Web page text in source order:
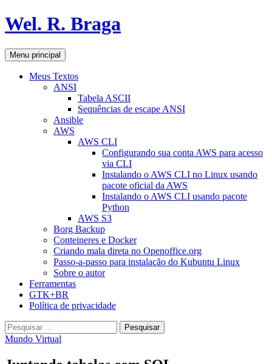
Pular
para
conteúdo
Wel. R. Braga
Pesquisar
Menu principal
Meus Textos
ANSI
Tabela ASCII
Sequências de escape ANSI
Ansible
AWS
AWS CLI
Configurando sua conta AWS para acesso
via CLI
Instalando o AWS CLI no Linux usando
pacote oficial da AWS
Instalando o AWS CLI usando pacote
Python
AWS S3
Borg Backup
Conteineres e Docker
Criando mala direta no Openoffice.org
Passo-a-passo para instalação do Kubuntu Linux
Sobre o autor
Ferramentas
GTK+BR
Política de privacidade
Pesquisar
por:
Mundo Virtual